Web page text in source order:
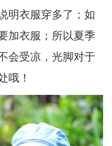
明衣服穿多了；如
加衣服；所以夏季
会受凉，光脚对于
哦！